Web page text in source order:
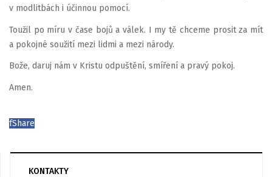
v modlitbách i účinnou pomocí.
Toužil po míru v čase bojů a válek. I my tě chceme prosit za mít
a pokojné soužití mezi lidmi a mezi národy.
Bože, daruj nám v Kristu odpuštění, smíření a pravý pokoj.
Amen.
fShare
KONTAKTY